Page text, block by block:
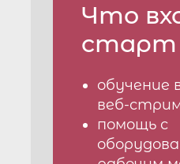
Что
старт
обучение
веб-
помощь с